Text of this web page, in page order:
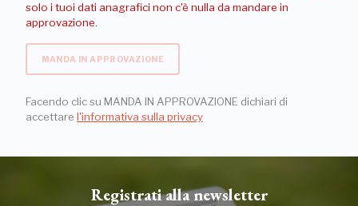
solo i tuoi dati anagrafici non c'è nulla da mandare in
approvazione.
MANDA IN APPROVAZIONE
Facendo clic su MANDA IN APPROVAZIONE dichiari di
accettare l'informativa sulla privacy
Registrati alla newsletter